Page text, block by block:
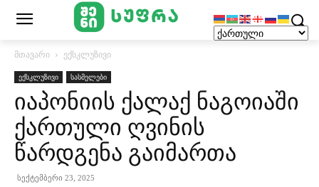
მთავარი ექსკლუზივი
ექსკლუზივი სასმელები
იაპონიის ქალაქ ნაგოიაში
ქართული ღვინის
წარდგენა გაიმართა
სექტემბერი 23, 2025